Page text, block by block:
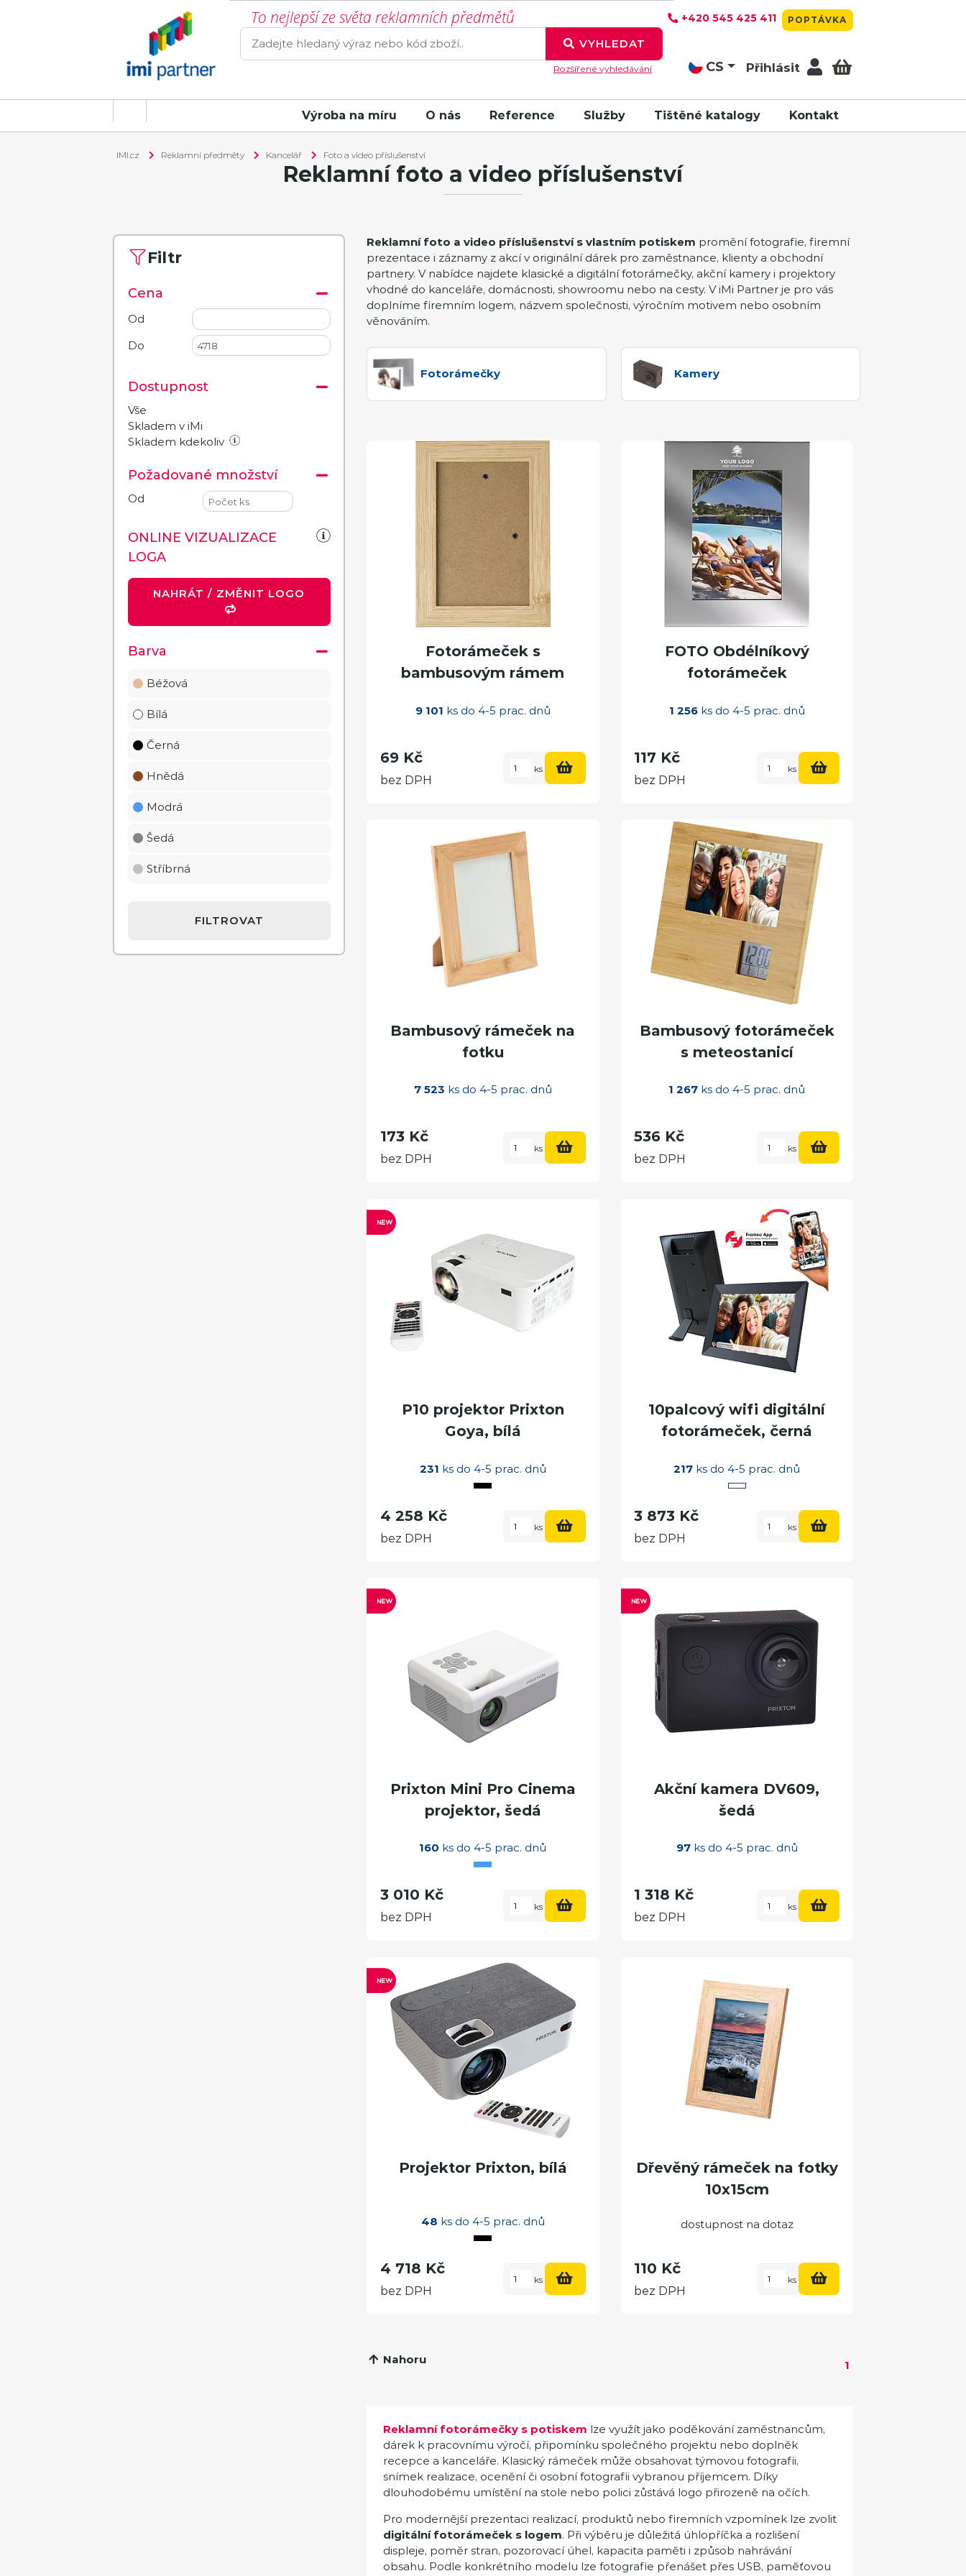
To nejlepší ze světa reklamních předmětů
VYHLEDAT
Rozšířené vyhledávání
+420 545 425 411 POPTÁVKA
CS Přihlásit
Výroba na míru O nás Reference Služby Tištěné katalogy Kontakt
IMI.cz Reklamní předměty Kancelář Foto a video příslušenství
Reklamní foto a video příslušenství
Filtr
Cena
Od
Do
Dostupnost
Vše
Skladem v iMi
Skladem kdekoliv
Požadované množství
Od
ONLINE VIZUALIZACE
LOGA
Barva
Béžová
Bílá
Černá
Hnědá
Modrá
Šedá
Stříbrná
FILTROVAT
Reklamní foto a video příslušenství s vlastním potiskem promění fotografie, firemní
prezentace i záznamy z akcí v originální dárek pro zaměstnance, klienty a obchodní
partnery. V nabídce najdete klasické a digitální fotorámečky, akční kamery i projektory
vhodné do kanceláře, domácnosti, showroomu nebo na cesty. V iMi Partner je pro vás
doplníme firemním logem, názvem společnosti, výročním motivem nebo osobním
věnováním.
Fotorámečky Kamery
Fotorámeček s
bambusovým rámem
9 101 ks do 4-5 prac. dnů
69 Kč
bez DPH
ks
FOTO Obdélníkový
fotorámeček
1 256ks do 4-5 prac. dnů
117 Kč
bez DPH
ks
Bambusový rámeček na
fotku
7 523 ks do 4-5 prac. dnů
173 Kč
bez DPH
ks
Bambusový fotorámeček
s meteostanicí
1 267 ks do 4-5 prac. dnů
536 Kč
bez DPH
ks
P10 projektor Prixton
Goya, bílá
231 ks do 4-5 prac. dnů
4 258 Kč
bez DPH
ks
10palcový wifi digitální
fotorámeček, černá
217 ks do 4-5 prac. dnů
3 873 Kč
bez DPH
ks
Prixton Mini Pro Cinema
projektor, šedá
160 ks do 4-5 prac. dnů
3 010 Kč
bez DPH
ks
Akční kamera DV609,
šedá
97ks do 4-5 prac. dnů
1 318 Kč
bez DPH
ks
Projektor Prixton, bílá
48 ks do 4-5 prac. dnů
4 718 Kč
bez DPH
ks
Dřevěný rámeček na fotky
10x15cm
dostupnost na dotaz
110 Kč
bez DPH
ks
Nahoru 1
Reklamní fotorámečky s potiskem lze využít jako poděkování zaměstnancům,
dárek k pracovnímu výročí, připomínku společného projektu nebo doplněk
recepce a kanceláře. Klasický rámeček může obsahovat týmovou fotografii,
snímek realizace, ocenění či osobní fotografii vybranou příjemcem. Díky
dlouhodobému umístění na stole nebo polici zůstává logo přirozeně na očích.
Pro modernější prezentaci realizací, produktů nebo firemních vzpomínek lze zvolit
digitální fotorámeček s logem. Při výběru je důležitá úhlopříčka a rozlišení
displeje, poměr stran, pozorovací úhel, kapacita paměti i způsob nahrávání
obsahu. Podle konkrétního modelu lze fotografie přenášet přes USB, paměťovou